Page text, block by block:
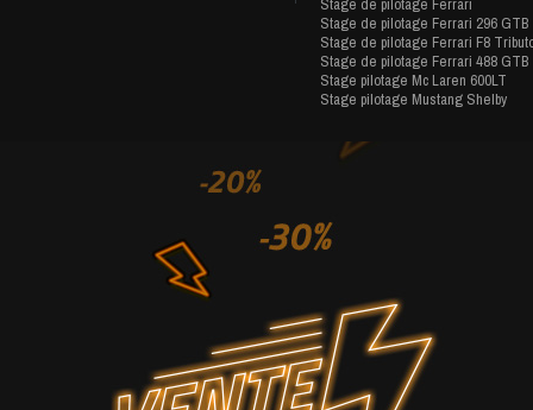
Stage de pilotage Ferrari 296 GTB
Stage de pilotage Ferrari F8
Stage de pilotage Ferrari 488 GTB
Stage pilotage Mc Laren 600LT
Stage pilotage Mustang Shelby